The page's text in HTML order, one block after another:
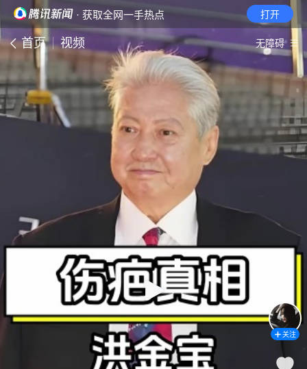
· 获取全网一手热点 打开
首页 视频 无障碍
关注